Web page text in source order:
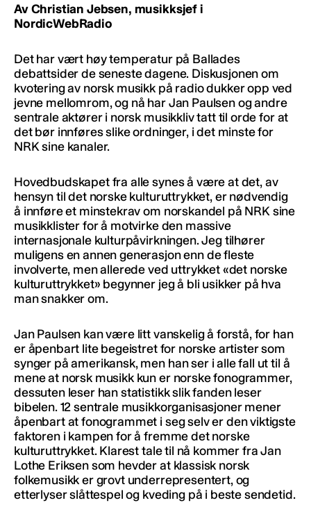
Av Christian Jebsen, musikksjef i
NordicWebRadio
Det har vært høy temperatur på Ballades
debattsider de seneste dagene. Diskusjonen om
kvotering av norsk musikk på radio dukker opp ved
jevne mellomrom, og nå har Jan Paulsen og andre
sentrale aktører i norsk musikkliv tatt til orde for at
det bør innføres slike ordninger, i det minste for
NRK sine kanaler.
Hovedbudskapet fra alle synes å være at det, av
hensyn til det norske kulturuttrykket, er nødvendig
å innføre et minstekrav om norskandel på NRK sine
musikklister for å motvirke den massive
internasjonale kulturpåvirkningen. Jeg tilhører
muligens en annen generasjon enn de fleste
involverte, men allerede ved uttrykket «det norske
kulturuttrykket» begynner jeg å bli usikker på hva
man snakker om.
Jan Paulsen kan være litt vanskelig å forstå, for han
er åpenbart lite begeistret for norske artister som
synger på amerikansk, men han ser i alle fall ut til å
mene at norsk musikk kun er norske fonogrammer,
dessuten leser han statistikk slik fanden leser
bibelen. 12 sentrale musikkorganisasjoner mener
åpenbart at fonogrammet i seg selv er den viktigste
faktoren i kampen for å fremme det norske
kulturuttrykket. Klarest tale til nå kommer fra Jan
Lothe Eriksen som hevder at klassisk norsk
folkemusikk er grovt underrepresentert, og
etterlyser slåttespel og kveding på i beste sendetid.